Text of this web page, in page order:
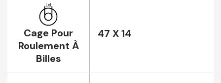
Cage Pour
Roulement À
Billes
47 X 14